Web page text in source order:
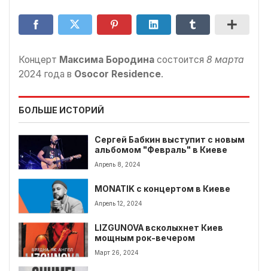
Концерт Максима Бородина состоится 8 марта
2024 года в Osocor Residence.
БОЛЬШЕ ИСТОРИЙ
Сергей Бабкин выступит с новым
альбомом "Февраль" в Киеве
Апрель 8, 2024
MONATIK с концертом в Киеве
Апрель 12, 2024
LIZGUNOVA всколыхнет Киев
мощным рок-вечером
Март 26, 2024